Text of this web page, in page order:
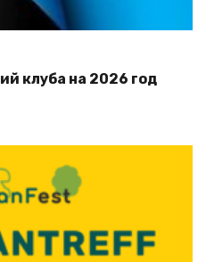
клуба на 2026 год